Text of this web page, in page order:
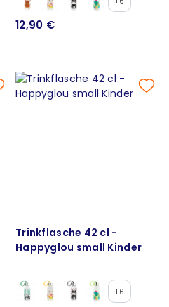
12,90 €
Trinkflasche 42 cl -
Happyglou small Kinder
+6